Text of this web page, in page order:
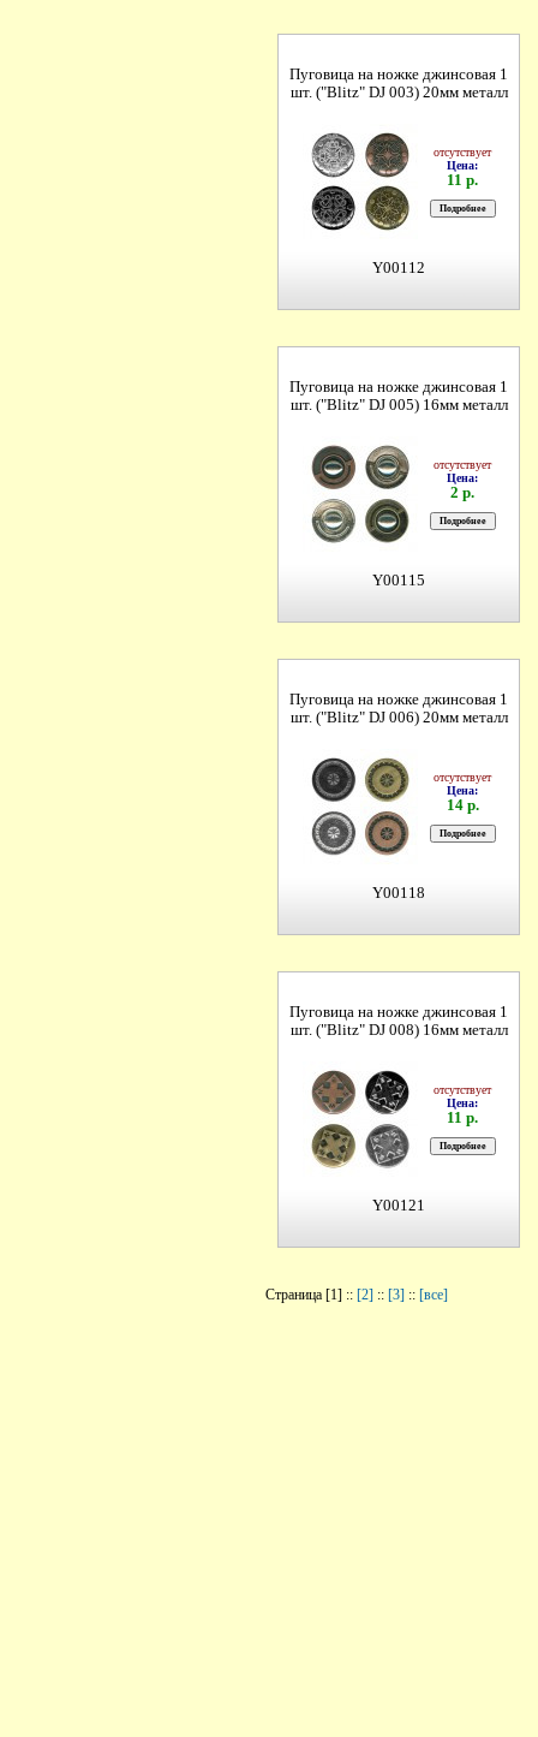
Пуговица на ножке джинсовая 1
шт. ("Blitz" DJ 003) 20мм металл
отсутствует
Цена:
11 р.
Y00112
Пуговица на ножке джинсовая 1
шт. ("Blitz" DJ 005) 16мм металл
отсутствует
Цена:
2 р.
Y00115
Пуговица на ножке джинсовая 1
шт. ("Blitz" DJ 006) 20мм металл
отсутствует
Цена:
14 р.
Y00118
Пуговица на ножке джинсовая 1
шт. ("Blitz" DJ 008) 16мм металл
отсутствует
Цена:
11 р.
Y00121
Страница [1] :: [2] :: [3] :: [все]